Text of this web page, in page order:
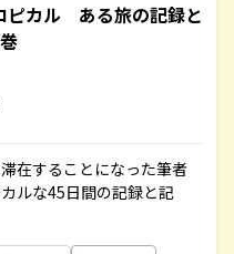
ピカル ある旅の記録と
在することになった筆者
ルな45日間の記録と記